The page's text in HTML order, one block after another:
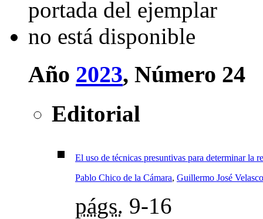
Año 2023, Número 24
Editorial
El uso de técnicas presuntivas para determinar la
Pablo Chico de la Cámara, Guillermo José
págs. 9-16